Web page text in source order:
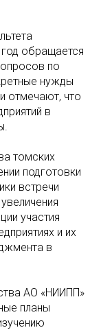
обращается
по
нужды
отмечают, что
в
томских
подготовки
встречи
участия
и их
в
АО «НИИПП»
планы